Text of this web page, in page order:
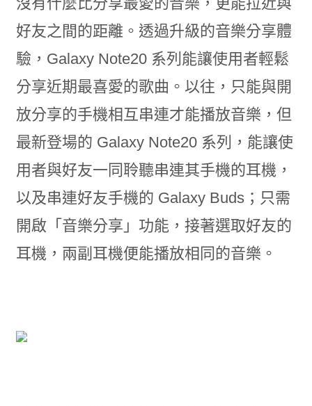
好友之間的距離。透過升級的音樂分享體
驗，Galaxy Note20 系列能讓使用者輕鬆
分享近期最喜愛的歌曲。以往，只能與開
放分享的手機相互串連才能播放音樂，但
最新登場的 Galaxy Note20 系列，能讓使
用者與好友一同聆聽串連其手機的耳機，
以及串連好友手機的 Galaxy Buds；只需
開啟「音樂分享」功能，接著選取好友的
耳機，兩副耳機便能播放相同的音樂。